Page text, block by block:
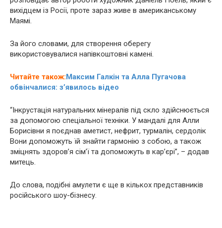
вихідцем із Росії, проте зараз живе в американському
Маямі.
За його словами, для створення оберегу
використовувалися напівкоштовні камені.
Читайте також:Максим Галкін та Алла Пугачова
обвінчалися: з’явилось відео
“Інкрустація натуральних мінералів під скло здійснюється
за допомогою спеціальної техніки. У мандалі для Алли
Борисівни я поєднав аметист, нефрит, турмалін, сердолік
Вони допоможуть їй знайти гармонію з собою, а також
зміцнять здоров’я сім’ї та допоможуть в кар’єрі”, – додав
митець.
До слова, подібні амулети є ще в кількох представників
російського шоу-бізнесу.